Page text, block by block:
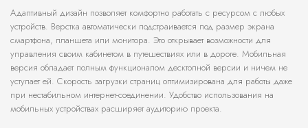
Адаптивный дизайн позволяет комфортно работать с ресурсом с любых
устройств. Верстка автоматически подстраивается под размер экрана
смартфона, планшета или монитора. Это открывает возможности для
управления своим кабинетом в путешествиях или в дороге. Мобильная
версия обладает полным функционалом десктопной версии и ничем не
уступает ей. Скорость загрузки страниц оптимизирована для работы даже
при нестабильном интернет-соединении. Удобство использования на
мобильных устройствах расширяет аудиторию проекта.